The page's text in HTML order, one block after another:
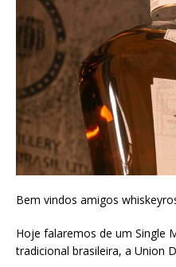
Bem vindos amigos
Hoje falaremos de um Single
tradicional brasileira, a Union